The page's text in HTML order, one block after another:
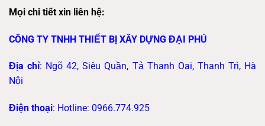
Mọi chi tiết xin liên hệ:
CÔNG TY TNHH THIẾT BỊ XÂY DỰNG ĐẠI PHÚ
Địa chỉ: Ngõ 42, Siêu Quần, Tả Thanh Oai, Thanh Trì, Hà
Nội
Điện thoại: Hotline: 0966.774.925